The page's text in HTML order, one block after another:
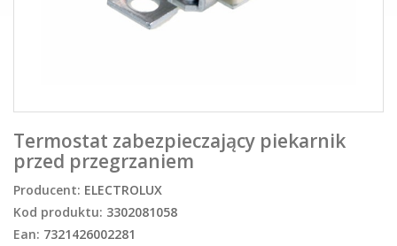
Termostat zabezpieczający piekarnik
przed przegrzaniem
Producent: ELECTROLUX
Kod produktu: 3302081058
Ean: 7321426002281